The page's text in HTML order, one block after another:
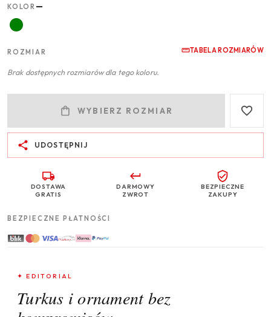
KOLOR —
ROZMIAR TABELA ROZMIARÓW
Brak dostępnych rozmiarów dla tego koloru.
WYBIERZ ROZMIAR
UDOSTĘPNIJ
DOSTAWA
GRATIS
DARMOWY
ZWROT
BEZPIECZNE
ZAKUPY
BEZPIECZNE PŁATNOŚCI
✦ EDITORIAL
Turkus i ornament bez